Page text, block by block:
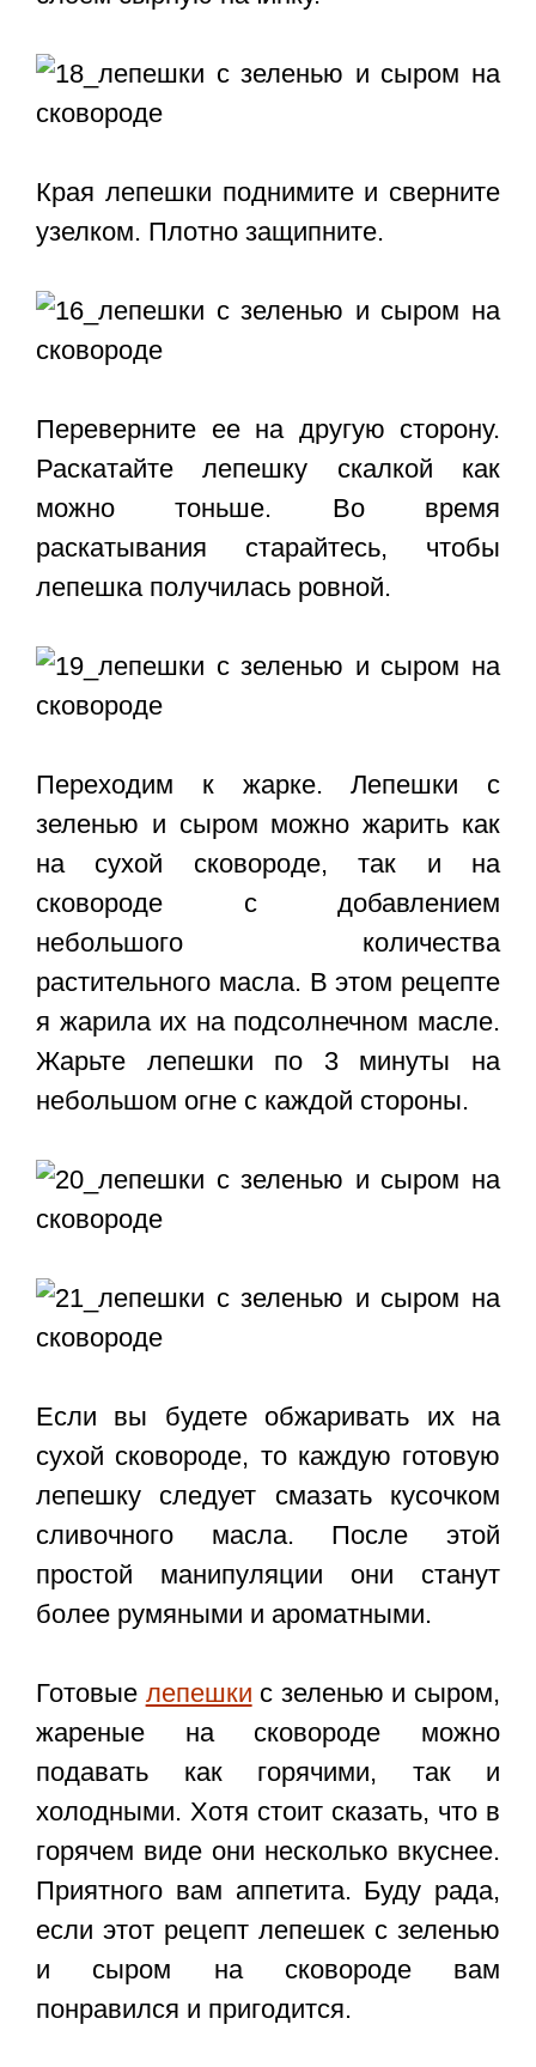
Края лепешки поднимите и сверните
узелком. Плотно защипните.
Переверните ее на другую сторону.
Раскатайте лепешку скалкой как
можно тоньше. Во время
раскатывания старайтесь, чтобы
лепешка получилась ровной.
Переходим к жарке. Лепешки с
зеленью и сыром можно жарить как
на сухой сковороде, так и на
сковороде с добавлением
небольшого количества
растительного масла. В этом рецепте
я жарила их на подсолнечном масле.
Жарьте лепешки по 3 минуты на
небольшом огне с каждой стороны.
Если вы будете обжаривать их на
сухой сковороде, то каждую готовую
лепешку следует смазать кусочком
сливочного масла. После этой
простой манипуляции они станут
более румяными и ароматными.
Готовые лепешки с зеленью и сыром,
жареные на сковороде можно
подавать как горячими, так и
холодными. Хотя стоит сказать, что в
горячем виде они несколько вкуснее.
Приятного вам аппетита. Буду рада,
если этот рецепт лепешек с зеленью
и сыром
на сковородевам
понравился и пригодится.